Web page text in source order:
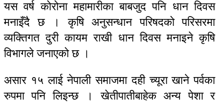
यस वर्ष कोरोना महामारीका बाबजुद पनि धान दिवस
मनाइँदै छ । कृषि अनुसन्धान परिषदको परिसरमा
व्यक्तिगत दुरी कायम राखी धान दिवस मनाइने कृषि
विभागले जनाएको छ ।
असार १५ लाई नेपाली समाजमा दही च्यूरा खाने पर्वका
रुपमा पनि लिइन्छ । खेतीपातीबाहेक अन्य पेशा र